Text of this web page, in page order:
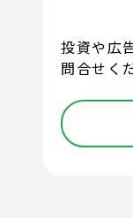
投資や広
問合せく